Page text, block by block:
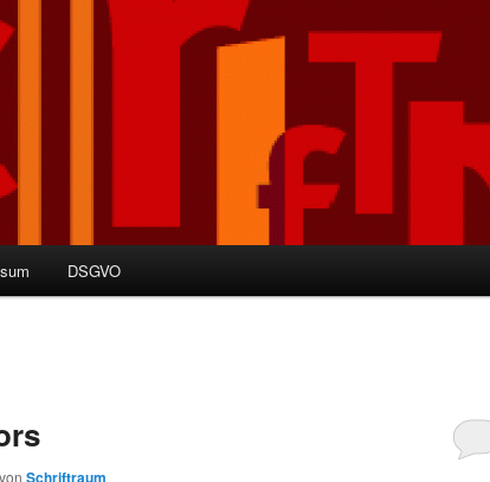
DSGVO
von Schriftraum